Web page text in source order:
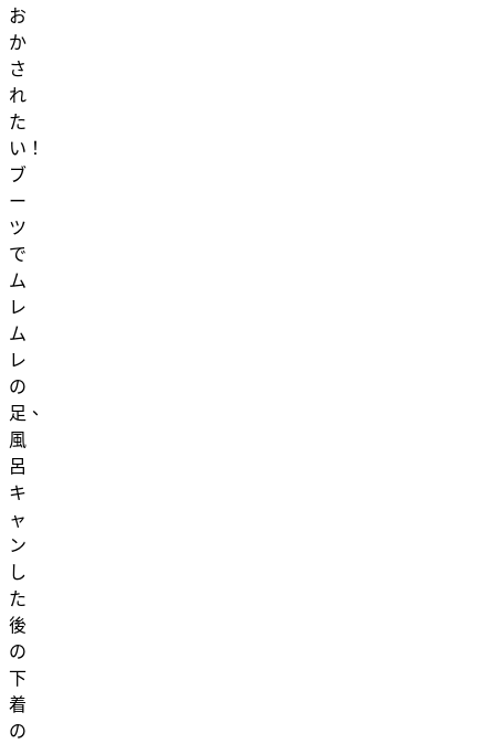
お
か
さ
れ
た
い！
ブ
ー
ツ
で
ム
レ
ム
レ
の
足、
風
呂
キ
ャ
ン
し
た
後
の
下
着
の